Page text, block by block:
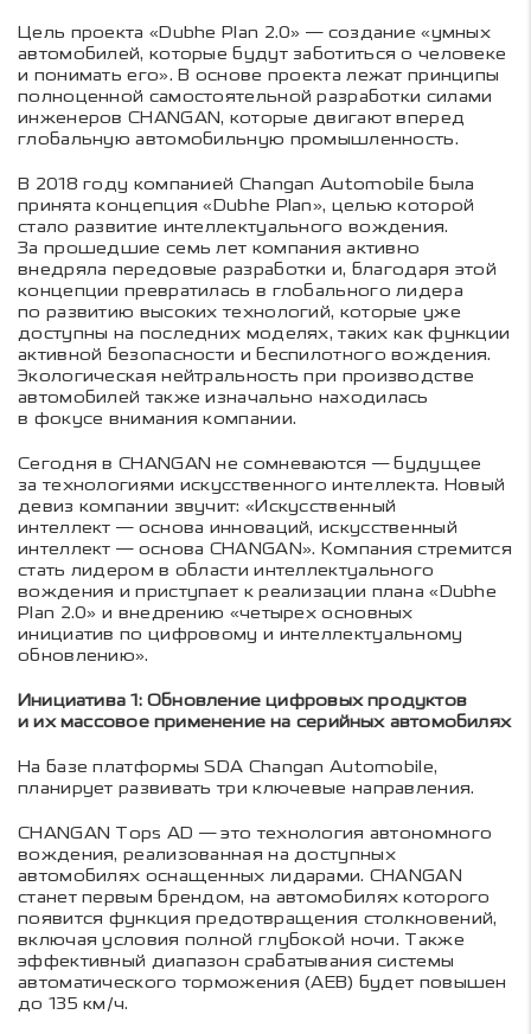
Цель проекта «Dubhe Plan 2.0» — создание «умных
автомобилей, которые будут заботиться о человеке
и понимать его». В основе проекта лежат принципы
полноценной самостоятельной разработки силами
инженеров CHANGAN, которые двигают вперед
глобальную автомобильную промышленность.
В 2018 году компанией Changan Automobile была
принята концепция «Dubhe Plan», целью которой
стало развитие интеллектуального вождения.
За прошедшие семь лет компания активно
внедряла передовые разработки и, благодаря этой
концепции превратилась в глобального лидера
по развитию высоких технологий, которые уже
доступны на последних моделях, таких как функции
активной безопасности и беспилотного вождения.
Экологическая нейтральность при производстве
автомобилей также изначально находилась
в фокусе внимания компании.
Сегодня в CHANGAN не сомневаются — будущее
за технологиями искусственного интеллекта. Новый
девиз компании звучит: «Искусственный
интеллект — основа инноваций, искусственный
интеллект — основа CHANGAN». Компания стремится
стать лидером в области интеллектуального
вождения и приступает к реализации плана «Dubhe
Plan 2.0» и внедрению «четырех основных
инициатив по цифровому и интеллектуальному
обновлению».
Инициатива 1: Обновление цифровых продуктов
и их массовое применение на серийных автомобилях
На базе платформы SDA Changan Automobile,
планирует развивать три ключевые направления.
CHANGAN Tops AD — это технология автономного
вождения, реализованная на доступных
автомобилях оснащенных лидарами. CHANGAN
станет первым брендом, на автомобилях которого
появится функция предотвращения столкновений,
включая условия полной глубокой ночи. Также
эффективный диапазон срабатывания системы
автоматического торможения (AEB) будет повышен
до 135 км/ч.